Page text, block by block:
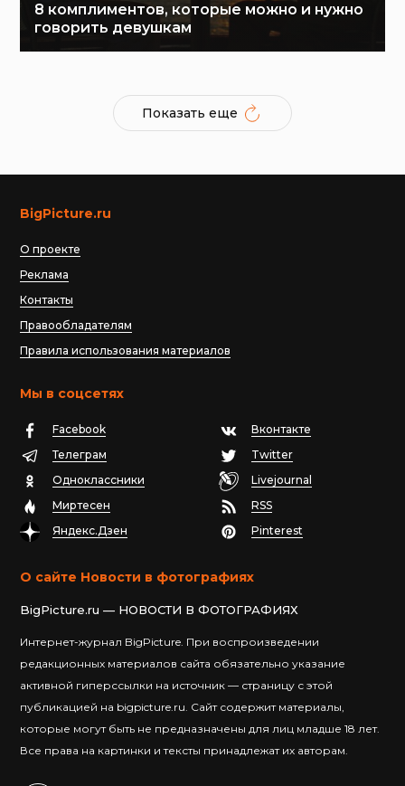
8 комплиментов, которые можно и нужно
говорить девушкам
Показать еще
BigPicture.ru
О проекте
Реклама
Контакты
Правообладателям
Правила использования материалов
Мы в соцсетях
Facebook
Вконтакте
Телеграм
Twitter
Одноклассники
Livejournal
Миртесен
RSS
Яндекс.Дзен
Pinterest
О сайте Новости в фотографиях
BigPicture.ru — НОВОСТИ В ФОТОГРАФИЯХ
Интернет-журнал BigPicture. При воспроизведении
редакционных материалов сайта обязательно указание
активной гиперссылки на источник — страницу с этой
публикацией на bigpicture.ru. Сайт содержит материалы,
которые могут быть не предназначены для лиц младше 18 лет.
Все права на картинки и тексты принадлежат их авторам.